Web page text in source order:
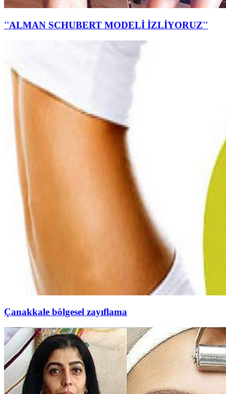
''ALMAN SCHUBERT MODELİ İZLİYORUZ''
Çanakkale bölgesel zayıflama